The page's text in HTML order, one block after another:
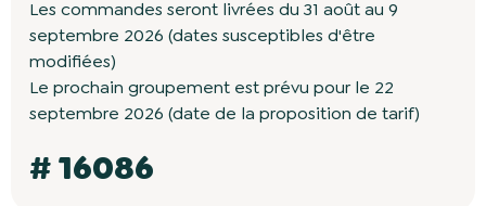
Les commandes seront livrées du 31 août au 9
septembre 2026 (dates susceptibles d'être
modifiées)
Le prochain groupement est prévu pour le 22
septembre 2026 (date de la proposition de tarif)
# 16086